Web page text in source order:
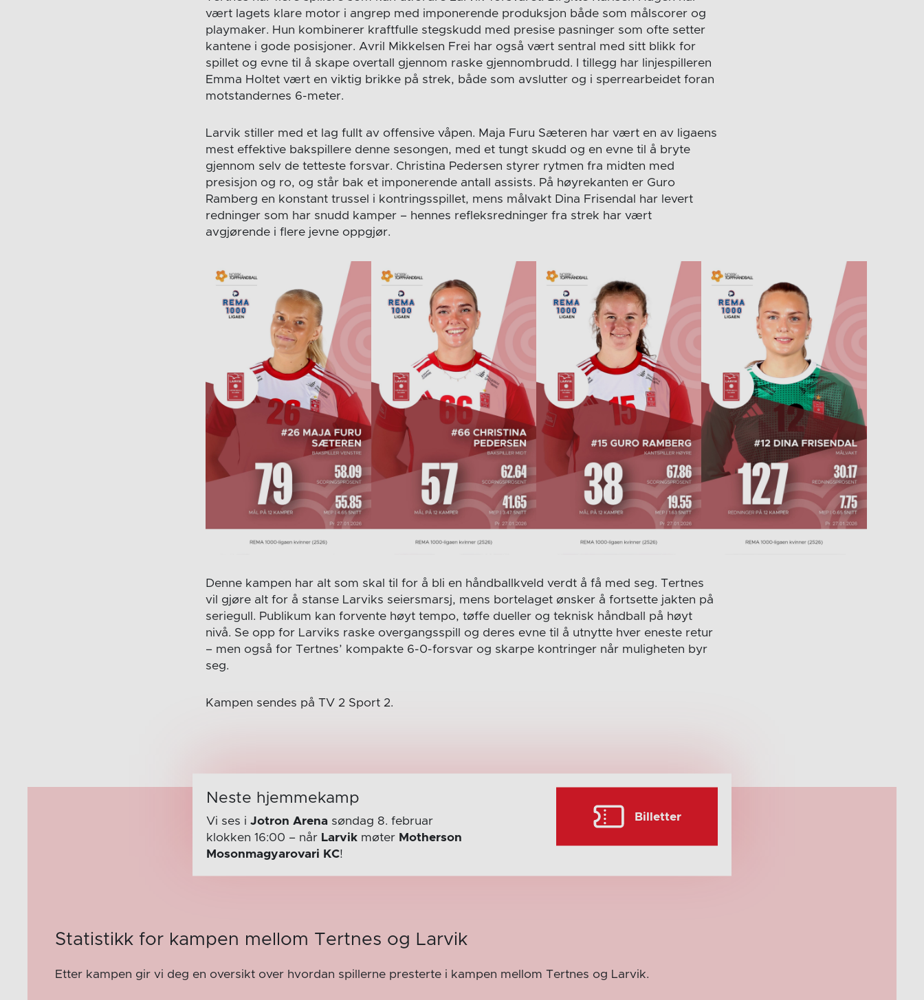
vært lagets klare motor i angrep med imponerende produksjon både som målscorer og
playmaker. Hun kombinerer kraftfulle stegskudd med presise pasninger som ofte setter
kantene i gode posisjoner. Avril Mikkelsen Frei har også vært sentral med sitt blikk for
spillet og evne til å skape overtall gjennom raske gjennombrudd. I tillegg har linjespilleren
Emma Holtet vært en viktig brikke på strek, både som avslutter og i sperrearbeidet foran
motstandernes 6-meter.
Larvik stiller med et lag fullt av offensive våpen. Maja Furu Sæteren har vært en av ligaens
mest effektive bakspillere denne sesongen, med et tungt skudd og en evne til å bryte
gjennom selv de tetteste forsvar. Christina Pedersen styrer rytmen fra midten med
presisjon og ro, og står bak et imponerende antall assists. På høyrekanten er Guro
Ramberg en konstant trussel i kontringsspillet, mens målvakt Dina Frisendal har levert
redninger som har snudd kamper – hennes refleksredninger fra strek har vært
avgjørende i flere jevne oppgjør.
Denne kampen har alt som skal til for å bli en håndballkveld verdt å få med seg. Tertnes
vil gjøre alt for å stanse Larviks seiersmarsj, mens bortelaget ønsker å fortsette jakten på
seriegull. Publikum kan forvente høyt tempo, tøffe dueller og teknisk håndball på høyt
nivå. Se opp for Larviks raske overgangsspill og deres evne til å utnytte hver eneste retur
– men også for Tertnes’ kompakte 6-0-forsvar og skarpe kontringer når muligheten byr
seg.
Kampen sendes på TV 2 Sport 2.
Neste hjemmekamp
Vi ses i Jotron Arena søndag 8. februar
klokken 16:00 – når Larvik møter Motherson
Mosonmagyarovari KC!
Billetter
Statistikk for kampen mellom Tertnes og Larvik
Etter kampen gir vi deg en oversikt over hvordan spillerne presterte i kampen mellom Tertnes og Larvik.